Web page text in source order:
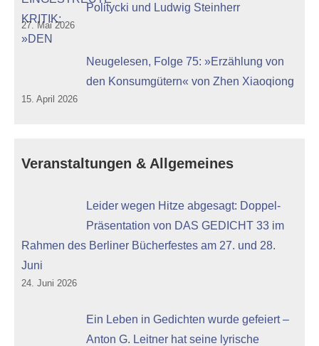
Politycki und Ludwig Steinherr
27. Mai 2026
Neugelesen, Folge 75: »Erzählung von
den Konsumgütern« von Zhen Xiaoqiong
15. April 2026
Veranstaltungen & Allgemeines
Leider wegen Hitze abgesagt: Doppel-
Präsentation von DAS GEDICHT 33 im
Rahmen des Berliner Bücherfestes am 27. und 28.
Juni
24. Juni 2026
Ein Leben in Gedichten wurde gefeiert –
Anton G. Leitner hat seine lyrische